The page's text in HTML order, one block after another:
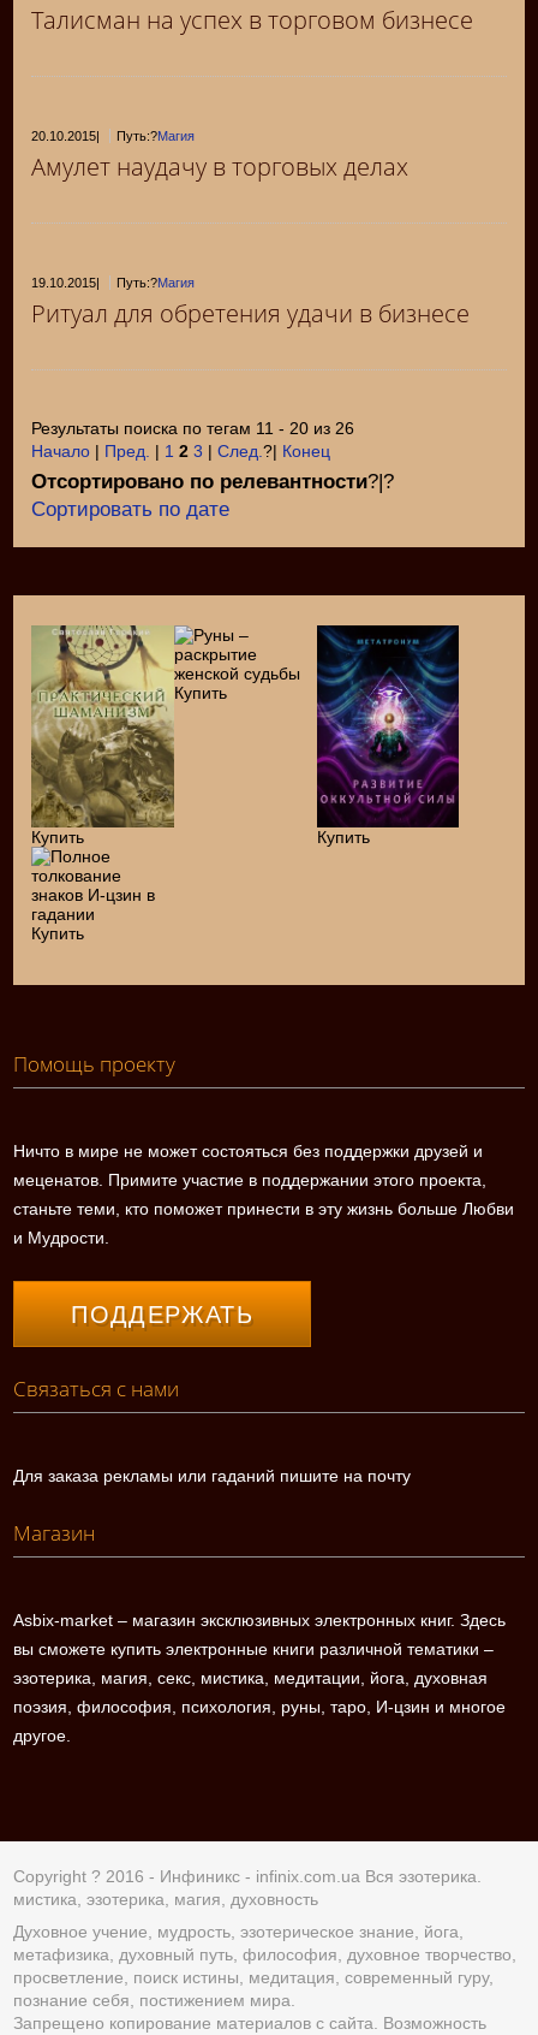
Талисман на успех в торговом бизнесе
20.10.2015| Путь:?Магия
Амулет наудачу в торговых делах
19.10.2015| Путь:?Магия
Ритуал для обретения удачи в бизнесе
Результаты поиска по тегам 11 - 20 из 26
Начало | Пред. | 1 2 3 |След.?| Конец
Отсортировано по релевантности?|?
Сортировать по дате
Купить
Купить
Купить
Купить
Помощь проекту
Ничто в мире не может состояться без поддержки друзей и
меценатов. Примите участие в поддержании этого проекта,
станьте теми, кто поможет принести в эту жизнь больше Любви
и Мудрости.
ПОДДЕРЖАТЬ
Связаться с нами
Для заказа рекламы или гаданий пишите на почту
Магазин
Asbix-market – магазин эксклюзивных электронных книг. Здесь
вы сможете купить электронные книги различной тематики –
эзотерика, магия, секс, мистика, медитации, йога, духовная
поэзия, философия, психология, руны, таро, И-цзин и многое
другое.
Copyright ? 2016 - Инфиникс - infinix.com.ua Вся эзотерика.
мистика, эзотерика, магия, духовность
Духовное учение, мудрость, эзотерическое знание, йога,
метафизика, духовный путь, философия, духовное творчество,
просветление, поиск истины, медитация, современный гуру,
познание себя, постижением мира.
Запрещено копирование материалов с сайта. Возможность